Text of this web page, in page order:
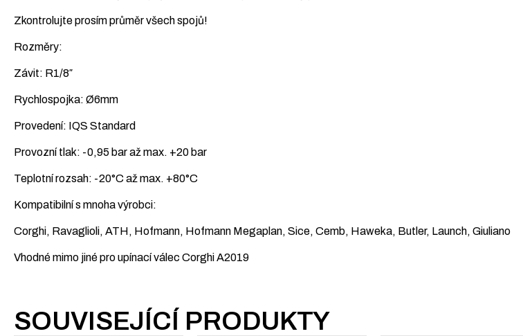
Zkontrolujte prosím průměr všech spojů!
Rozměry:
Závit: R1/8″
Rychlospojka: Ø6mm
Provedení: IQS Standard
Provozní tlak: -0,95 bar až max. +20 bar
Teplotní rozsah: -20°C až max. +80°C
Kompatibilní s mnoha výrobci:
Corghi, Ravaglioli, ATH, Hofmann, Hofmann Megaplan, Sice, Cemb, Haweka, Butler, Launch, Giuliano
Vhodné mimo jiné pro upínací válec Corghi A2019
SOUVISEJÍCÍ PRODUKTY